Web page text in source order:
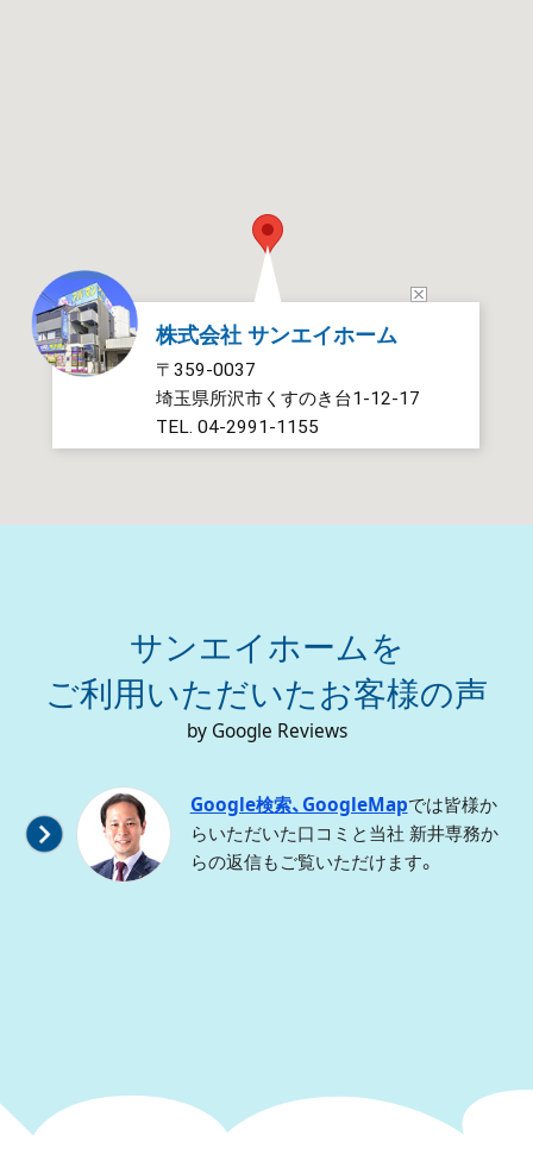
追客業務の質と効率を高めてまいりました。 ​
今回の受賞は、賃貸営業課のスタッフが日々お客様と真摯
に向き合い、
より早く、より正確に、安心できる情報をお届けするために
重ねてきた
改善の成果を評価いただいたものです。 ​
当社は「ともに、笑顔はためく街へ。」をコミュニケーショ
ンワードに掲げ、
力で業務をより良くし、
対応力で信頼をつなげることを大切にしています。 ​
賃貸営業課での取り組みは、
その価値観を 日々の業務の中で実践するものでもありま
今後もサンエイホームは、人と街をつなぎ、人びとによろこ
びを届ける企業として、
各部門の知見を活かしながら、地域の皆さまに信頼される
サービスづくりに努めてまいります。 ​
app.jp/interview/cms/HYZHSfvN
株式会社 サンエイホーム
〒359-0037
埼玉県所沢市くすのき台1-12-17
TEL. 04-2991-1155
サンエイホームを
ご利用いただいたお客様の声
by Google Reviews
Google検索、GoogleMapでは皆様か
らいただいた口コミと当社 新井専務か
らの返信もご覧いただけます。